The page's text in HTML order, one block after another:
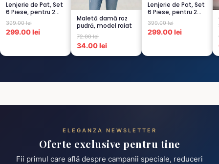
Lenjerie de Pat, Set
6 Piese, pentru 2
persoana, GRI -1...
399.00 lei
299.00 lei
Maletă damă roz
pudră, model raiat
72.00 lei
34.00 lei
Lenjerie de Pat, Set
6 Piese, pentru 2
persoana,
TURCOA...
399.00 lei
299.00 lei
ELEGANZA NEWSLETTER
Oferte exclusive pentru tine
Fii primul care află despre campanii speciale, reduceri